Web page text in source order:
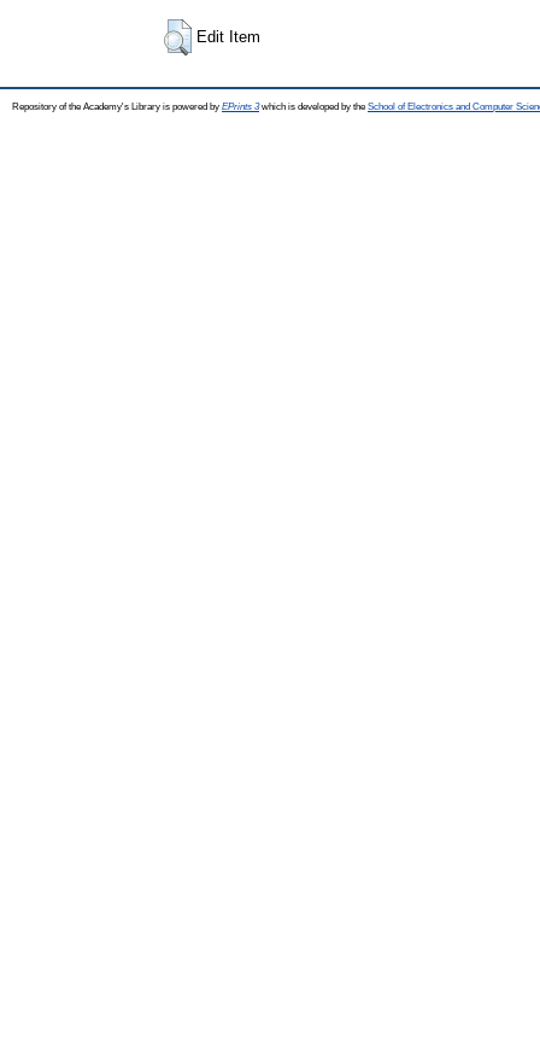
Edit Item
Repository of the Academy's Library is powered by EPrints 3which is developed by the School of Electronics and Computer